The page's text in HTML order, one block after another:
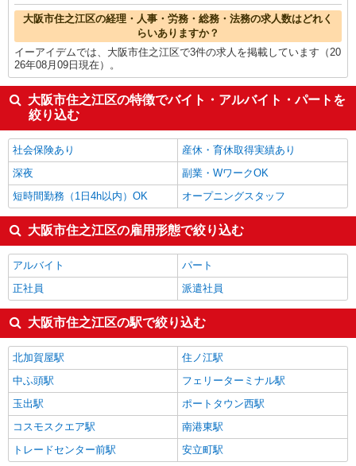
大阪市住之江区の経理・人事・労務・総務・法務の求人数はどれく
らいありますか？
イーアイデムでは、大阪市住之江区で3件の求人を掲載しています（20
26年08月09日現在）。
大阪市住之江区の特徴でバイト・アルバイト・パートを
絞り込む
社会保険あり
産休・育休取得実績あり
深夜
副業・WワークOK
短時間勤務（1日4h以内）OK
オープニングスタッフ
大阪市住之江区の雇用形態で絞り込む
アルバイト
パート
正社員
派遣社員
大阪市住之江区の駅で絞り込む
北加賀屋駅
住ノ江駅
中ふ頭駅
フェリーターミナル駅
玉出駅
ポートタウン西駅
コスモスクエア駅
南港東駅
トレードセンター前駅
安立町駅